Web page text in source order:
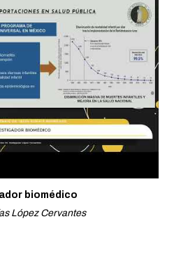
biomédico
López Cervantes